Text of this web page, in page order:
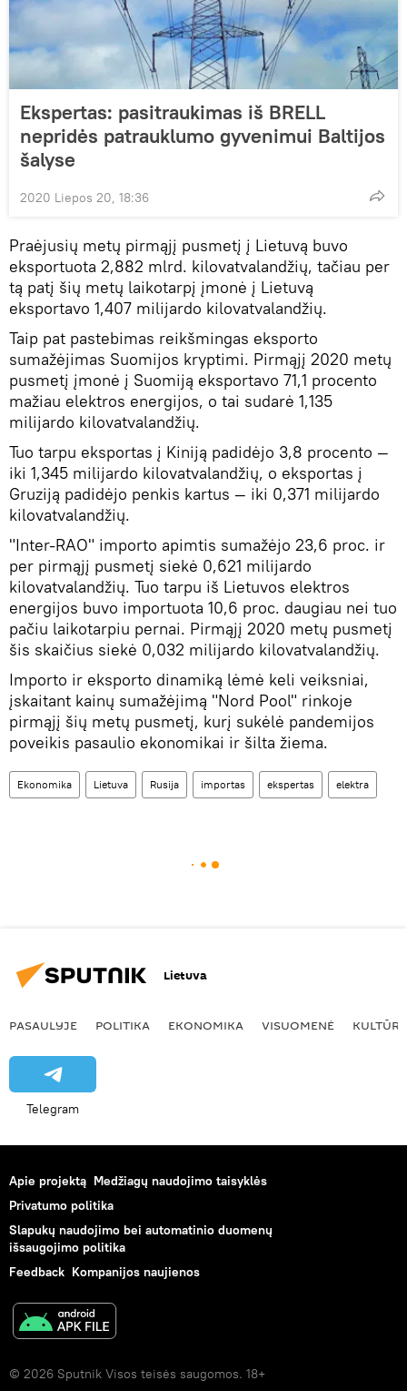
Ekspertas: pasitraukimas iš BRELL
nepridės patrauklumo gyvenimui Baltijos
šalyse
2020 Liepos 20, 18:36
Praėjusių metų pirmąjį pusmetį į Lietuvą buvo
eksportuota 2,882 mlrd. kilovatvalandžių, tačiau per
tą patį šių metų laikotarpį įmonė į Lietuvą
eksportavo 1,407 milijardo kilovatvalandžių.
Taip pat pastebimas reikšmingas eksporto
sumažėjimas Suomijos kryptimi. Pirmąjį 2020 metų
pusmetį įmonė į Suomiją eksportavo 71,1 procento
mažiau elektros energijos, o tai sudarė 1,135
milijardo kilovatvalandžių.
Tuo tarpu eksportas į Kiniją padidėjo 3,8 procento —
iki 1,345 milijardo kilovatvalandžių, o eksportas į
Gruziją padidėjo penkis kartus — iki 0,371 milijardo
kilovatvalandžių.
"Inter-RAO" importo apimtis sumažėjo 23,6 proc. ir
per pirmąjį pusmetį siekė 0,621 milijardo
kilovatvalandžių. Tuo tarpu iš Lietuvos elektros
energijos buvo importuota 10,6 proc. daugiau nei tuo
pačiu laikotarpiu pernai. Pirmąjį 2020 metų pusmetį
šis skaičius siekė 0,032 milijardo kilovatvalandžių.
Importo ir eksporto dinamiką lėmė keli veiksniai,
įskaitant kainų sumažėjimą "Nord Pool" rinkoje
pirmąjį šių metų pusmetį, kurį sukėlė pandemijos
poveikis pasaulio ekonomikai ir šilta žiema.
Ekonomika Lietuva Rusija importas ekspertas elektra
Lietuva
PASAULYJE POLITIKA EKONOMIKA VISUOMENĖ KULTŪRA
Telegram
Apie projektą Medžiagų naudojimo taisyklės
Privatumo politika
Slapukų naudojimo bei automatinio duomenų
išsaugojimo politika
Feedback Kompanijos naujienos
© 2026 Sputnik Visos teisės saugomos. 18+